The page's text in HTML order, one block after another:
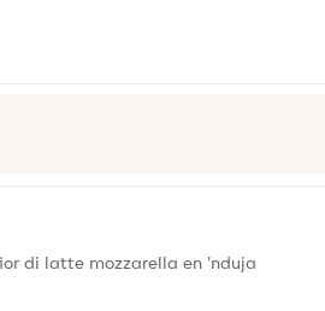
di latte mozzarella en 'nduja